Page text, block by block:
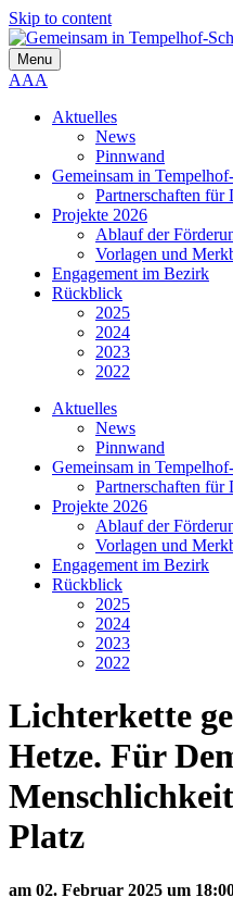
Skip to content
Menu
AAA
Aktuelles
News
Pinnwand
Gemeinsam in
Partnerschaften für
Projekte 2026
Ablauf der
Vorlagen und
Engagement im Bezirk
Rückblick
2025
2024
2023
2022
Aktuelles
News
Pinnwand
Gemeinsam in
Partnerschaften für
Projekte 2026
Ablauf der
Vorlagen und
Engagement im Bezirk
Rückblick
2025
2024
2023
2022
Lichterkette
Hetze. Für
Platz
am 02. Februar 2025 um